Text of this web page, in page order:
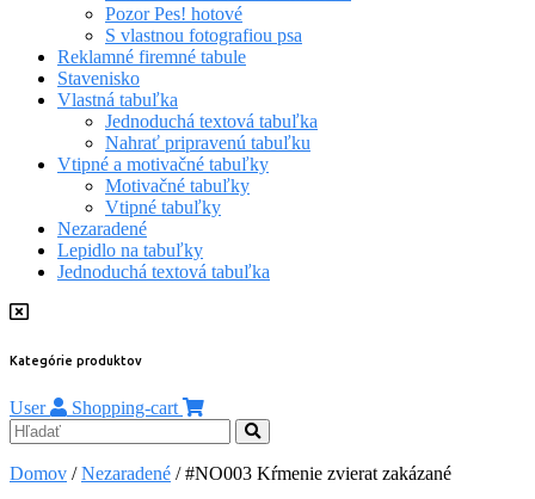
Pozor Pes! hotové
S vlastnou fotografiou psa
Reklamné firemné tabule
Stavenisko
Vlastná tabuľka
Jednoduchá textová tabuľka
Nahrať pripravenú tabuľku
Vtipné a motivačné tabuľky
Motivačné tabuľky
Vtipné tabuľky
Nezaradené
Lepidlo na tabuľky
Jednoduchá textová tabuľka
Kategórie produktov
User Shopping-cart
Domov /Nezaradené / #NO003 Kŕmenie zvierat zakázané